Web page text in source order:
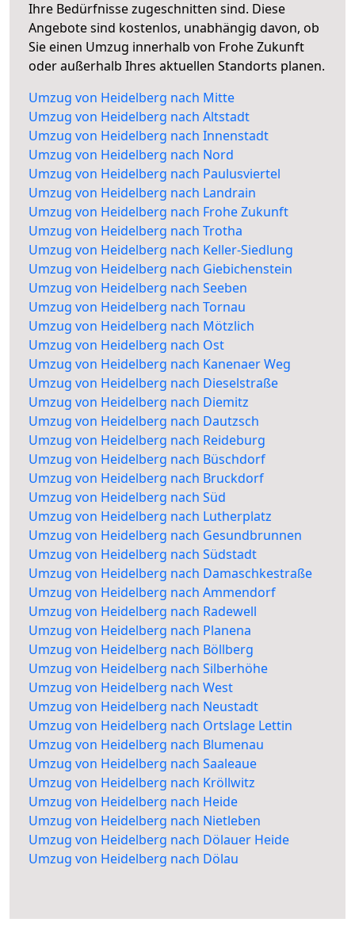
Ihre Bedürfnisse zugeschnitten sind. Diese
Angebote sind kostenlos, unabhängig davon, ob
Sie einen Umzug innerhalb von Frohe Zukunft
oder außerhalb Ihres aktuellen Standorts planen.
Umzug von Heidelberg nach Mitte
Umzug von Heidelberg nach Altstadt
Umzug von Heidelberg nach Innenstadt
Umzug von Heidelberg nach Nord
Umzug von Heidelberg nach Paulusviertel
Umzug von Heidelberg nach Landrain
Umzug von Heidelberg nach Frohe Zukunft
Umzug von Heidelberg nach Trotha
Umzug von Heidelberg nach Keller-Siedlung
Umzug von Heidelberg nach Giebichenstein
Umzug von Heidelberg nach Seeben
Umzug von Heidelberg nach Tornau
Umzug von Heidelberg nach Mötzlich
Umzug von Heidelberg nach Ost
Umzug von Heidelberg nach Kanenaer Weg
Umzug von Heidelberg nach Dieselstraße
Umzug von Heidelberg nach Diemitz
Umzug von Heidelberg nach Dautzsch
Umzug von Heidelberg nach Reideburg
Umzug von Heidelberg nach Büschdorf
Umzug von Heidelberg nach Bruckdorf
Umzug von Heidelberg nach Süd
Umzug von Heidelberg nach Lutherplatz
Umzug von Heidelberg nach Gesundbrunnen
Umzug von Heidelberg nach Südstadt
Umzug von Heidelberg nach Damaschkestraße
Umzug von Heidelberg nach Ammendorf
Umzug von Heidelberg nach Radewell
Umzug von Heidelberg nach Planena
Umzug von Heidelberg nach Böllberg
Umzug von Heidelberg nach Silberhöhe
Umzug von Heidelberg nach West
Umzug von Heidelberg nach Neustadt
Umzug von Heidelberg nach Ortslage Lettin
Umzug von Heidelberg nach Blumenau
Umzug von Heidelberg nach Saaleaue
Umzug von Heidelberg nach Kröllwitz
Umzug von Heidelberg nach Heide
Umzug von Heidelberg nach Nietleben
Umzug von Heidelberg nach Dölauer Heide
Umzug von Heidelberg nach Dölau